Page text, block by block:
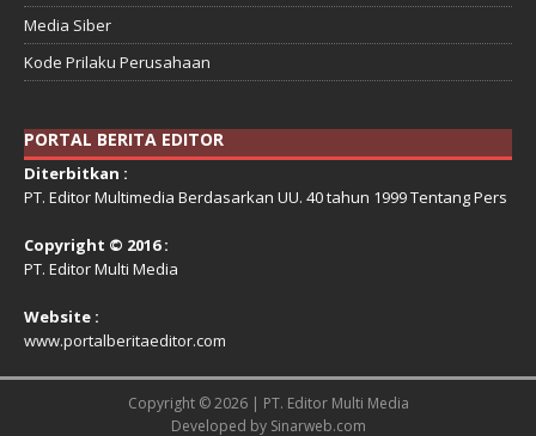
Media Siber
Kode Prilaku Perusahaan
PORTAL BERITA EDITOR
Diterbitkan :
PT. Editor Multimedia Berdasarkan UU. 40 tahun 1999 Tentang Pers
Copyright © 2016 :
PT. Editor Multi Media
Website :
www.portalberitaeditor.com
Copyright © 2026 | PT. Editor Multi Media
Developed by Sinarweb.com